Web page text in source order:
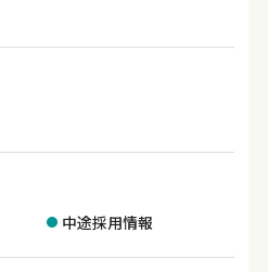
中途採用情報